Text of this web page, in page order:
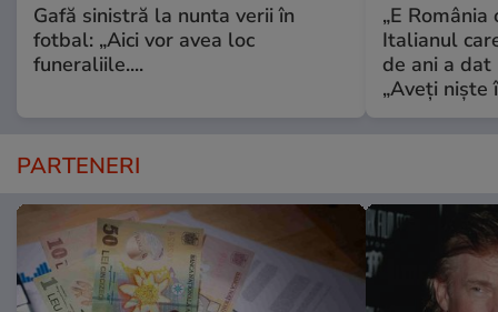
Gafă sinistră la nunta verii în
fotbal: „Aici vor avea loc
funeraliile....
„E
Italianul
de ani a
„Aveți niște
PARTENERI